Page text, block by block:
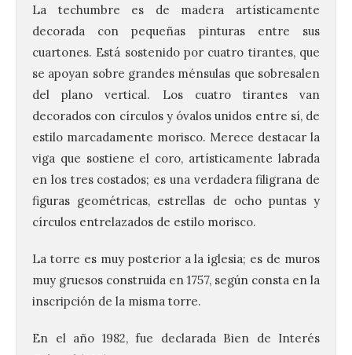
La techumbre es de madera artísticamente
decorada con pequeñas pinturas entre sus
cuartones. Está sostenido por cuatro tirantes, que
se apoyan sobre grandes ménsulas que sobresalen
del plano vertical. Los cuatro tirantes van
decorados con círculos y óvalos unidos entre sí, de
estilo marcadamente morisco. Merece destacar la
viga que sostiene el coro, artísticamente labrada
en los tres costados; es una verdadera filigrana de
figuras geométricas, estrellas de ocho puntas y
círculos entrelazados de estilo morisco.
La torre es muy posterior a la iglesia; es de muros
muy gruesos construida en 1757, según consta en la
inscripción de la misma torre.
En el año 1982, fue declarada Bien de Interés